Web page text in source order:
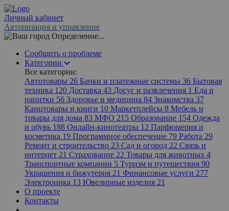
Личный кабинет
Авторизация и управление
Определение...
Сообщить о проблеме
Категории
Все категории:
Автотовары 26 Банки и платежные системы 36 Бытовая
техника 120 Доставка 43 Досуг и развлечения 1 Еда и
напитки 56 Здоровье и медицина 84 Знакомства 37
Канцтовары и книги 10 Маркетплейсы 8 Мебель и
товары для дома 83 МФО 215 Образование 154 Одежда
и обувь 188 Онлайн-кинотеатры 12 Парфюмерия и
косметика 19 Программное обеспечение 79 Работа 29
Ремонт и строительство 23 Сад и огород 22 Связь и
интернет 21 Страхование 22 Товары для животных 4
Транспортные компании 5 Туризм и путешествия 90
Украшения и бижутерия 21 Финансовые услуги 277
Электроника 13 Ювелирные изделия 21
О проекте
Контакты